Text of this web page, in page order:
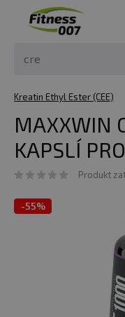
Kreatin Ethyl Ester (CEE)
MAXXWIN
KAPSLÍ
Produkt
-55%